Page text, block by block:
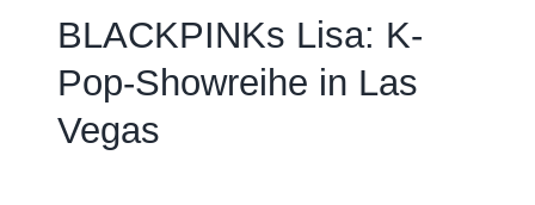
BLACKPINKs Lisa: K-
Pop-Showreihe in Las
Vegas